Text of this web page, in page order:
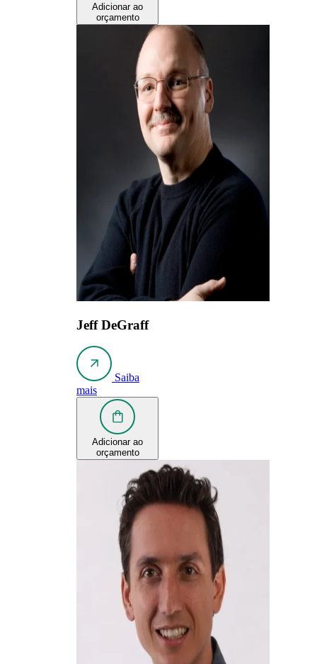
Adicionar ao
orçamento
Jeff DeGraff
Saiba
mais
Adicionar ao
orçamento